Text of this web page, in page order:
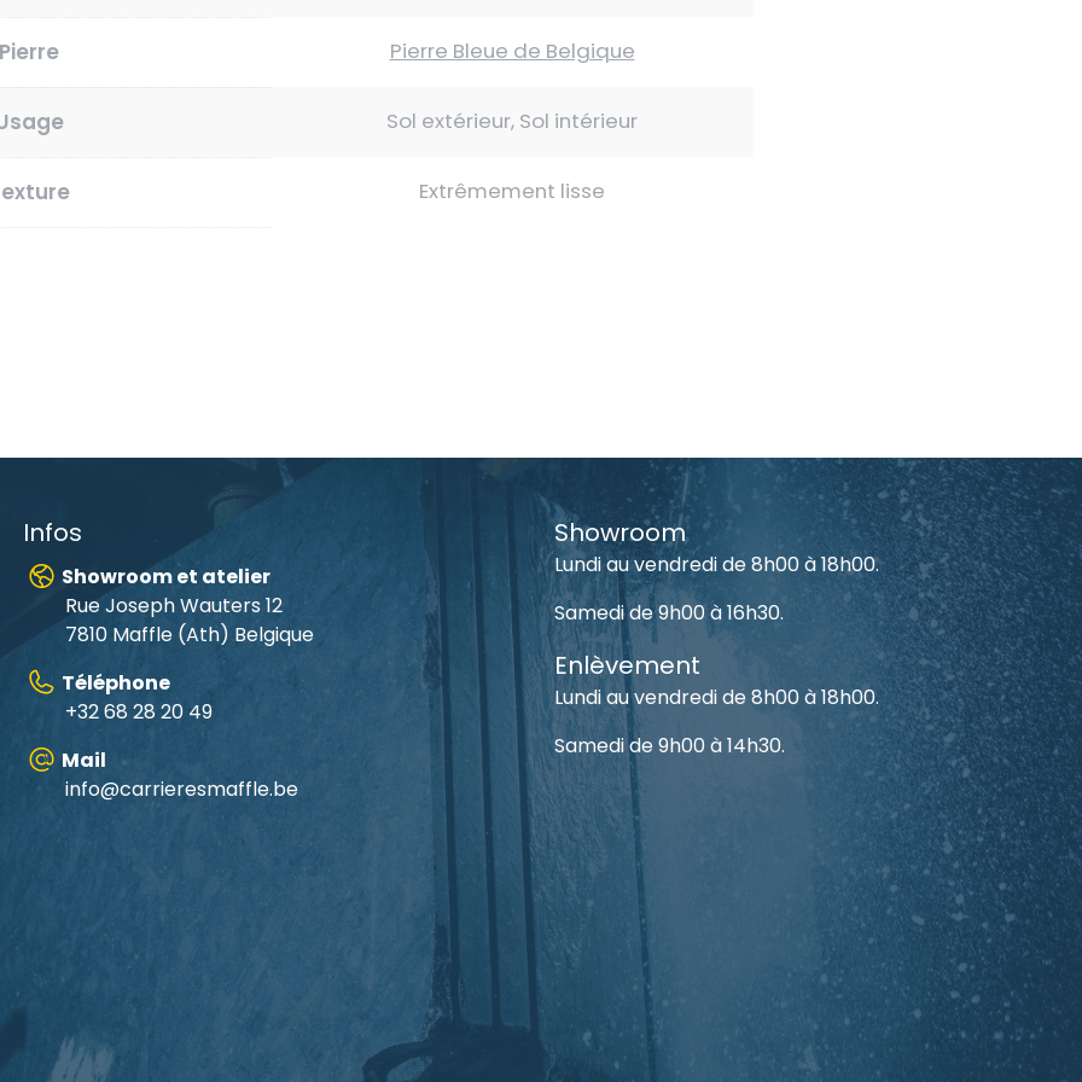
Pierre Pierre Bleue de Belgique
Sol extérieur, Sol intérieur
Extrêmement lisse
Infos
Showroom et atelier
Rue Joseph Wauters 12
7810 Maffle (Ath) Belgique
Téléphone
+32 68 28 20 49
Mail
info@carrieresmaffle.be
Showroom
Lundi au vendredi de 8h00 à 18h00.
Samedi de 9h00 à 16h30.
Enlèvement
Lundi au vendredi de 8h00 à 18h00.
Samedi de 9h00 à 14h30.